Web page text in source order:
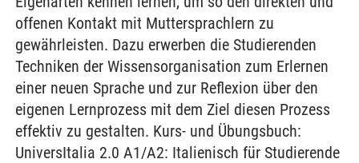
offenen Kontakt mit Muttersprachlern zu
gewährleisten. Dazu erwerben die Studierenden
Techniken der Wissensorganisation zum Erlernen
einer neuen Sprache und zur Reflexion über den
eigenen Lernprozess mit dem Ziel diesen Prozess
effektiv zu gestalten. Kurs- und Übungsbuch:
UniversItalia 2.0 A1/A2: Italienisch für Studierende